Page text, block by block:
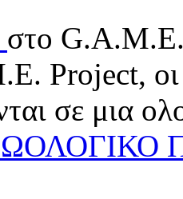
στο
Project, οι
σε μια